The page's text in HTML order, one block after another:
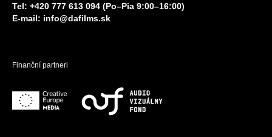
Tel: +420 777 613 094 (Po–Pia 9:00–16:00)
E-mail: info@dafilms.sk
Finanční partneri